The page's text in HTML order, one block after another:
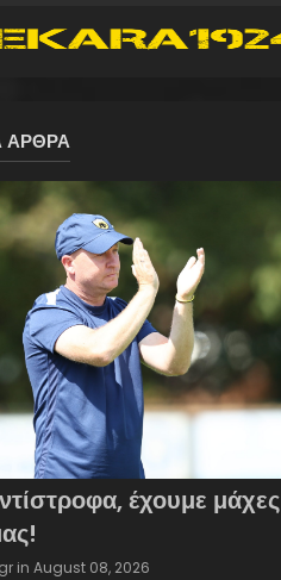
ΑΡΘΡΑ
έχουμε μάχες
August 08, 2026